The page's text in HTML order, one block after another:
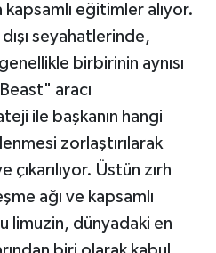
eğitimler alıyor.
seyahatlerinde,
birbirinin aynısı
aracı
ile başkanın hangi
zorlaştırılarak
Üstün zırh
ağı ve kapsamlı
limuzin, dünyadaki en